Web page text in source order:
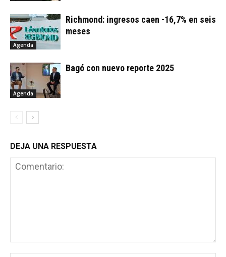
Agenda
Richmond: ingresos caen -16,7% en seis
meses
Agenda
Bagó con nuevo reporte 2025
DEJA UNA RESPUESTA